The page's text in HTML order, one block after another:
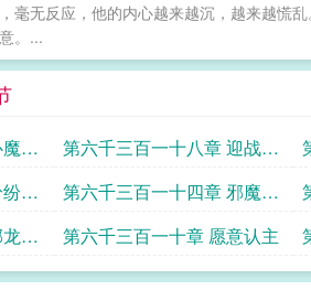
毫无反应，他的内心越来越沉，越来越慌
。...
变
第六千三百一十八章 迎战天
外诡异
逃
第六千三百一十四章 邪魔联
手
往
第六千三百一十章 愿意认主